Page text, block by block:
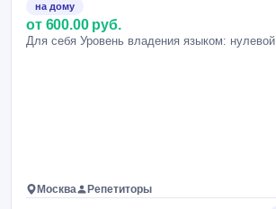
на дому
от 600.00 руб.
Для себя Уровень владения языком: нулевой
Москва Репетиторы